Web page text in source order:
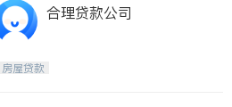
合理贷款公司
房屋贷款